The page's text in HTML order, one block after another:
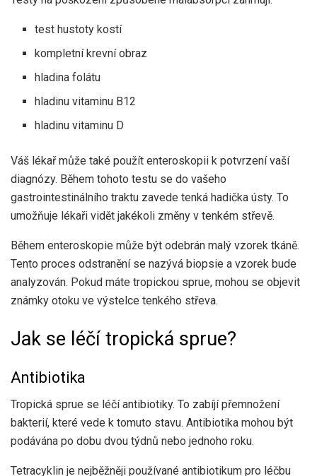
test hustoty kostí
kompletní krevní obraz
hladina folátu
hladinu vitaminu B12
hladinu vitaminu D
Váš lékař může také použít enteroskopii k potvrzení vaší
diagnózy. Během tohoto testu se do vašeho
gastrointestinálního traktu zavede tenká hadička ústy. To
umožňuje lékaři vidět jakékoli změny v tenkém střevě.
Během enteroskopie může být odebrán malý vzorek tkáně.
Tento proces odstranění se nazývá biopsie a vzorek bude
analyzován. Pokud máte tropickou sprue, mohou se objevit
známky otoku ve výstelce tenkého střeva.
Jak se léčí tropická sprue?
Antibiotika
Tropická sprue se léčí antibiotiky. To zabíjí přemnožení
bakterií, které vede k tomuto stavu. Antibiotika mohou být
podávána po dobu dvou týdnů nebo jednoho roku.
Tetracyklin je nejběžněji používané antibiotikum pro léčbu